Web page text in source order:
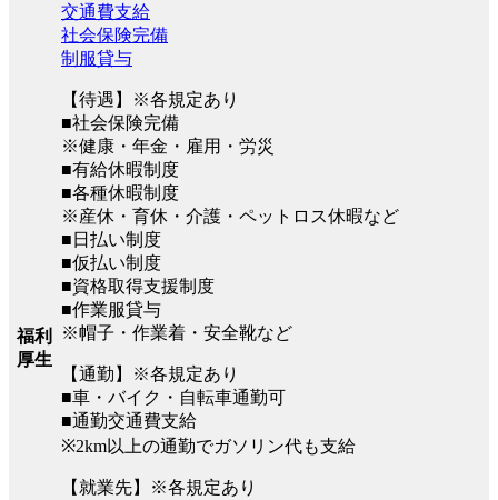
福利
厚生
交通費支給
社会保険完備
制服貸与
【待遇】※各規定あり
■社会保険完備
※健康・年金・雇用・労災
■有給休暇制度
■各種休暇制度
※産休・育休・介護・ペットロス休暇など
■日払い制度
■仮払い制度
■資格取得支援制度
■作業服貸与
※帽子・作業着・安全靴など
【通勤】※各規定あり
■車・バイク・自転車通勤可
■通勤交通費支給
※2km以上の通勤でガソリン代も支給
【就業先】※各規定あり